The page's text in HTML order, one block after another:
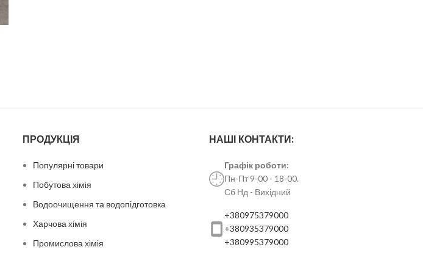
ПРОДУКЦІЯ
Популярні товари
Побутова хімія
Водоочищення та водопідготовка
Харчова хімія
Промислова хімія
НАШІ КОНТАКТИ:
Графік роботи:
Пн-Пт 9-00 - 18-00.
Сб Нд - Вихідний
+380975379000
+380935379000
+380995379000